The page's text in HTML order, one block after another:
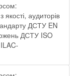
якості, аудиторів
ДСТУ EN
ДСТУ ISO